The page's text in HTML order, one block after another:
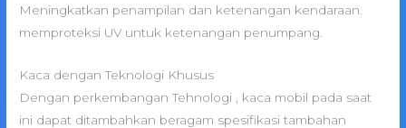
Meningkatkan penampilan dan ketenangan kendaraan.
memproteksi UV untuk ketenangan penumpang.
Kaca dengan Teknologi Khusus
Dengan perkembangan Tehnologi , kaca mobil pada saat
ini dapat ditambahkan beragam spesifikasi tambahan